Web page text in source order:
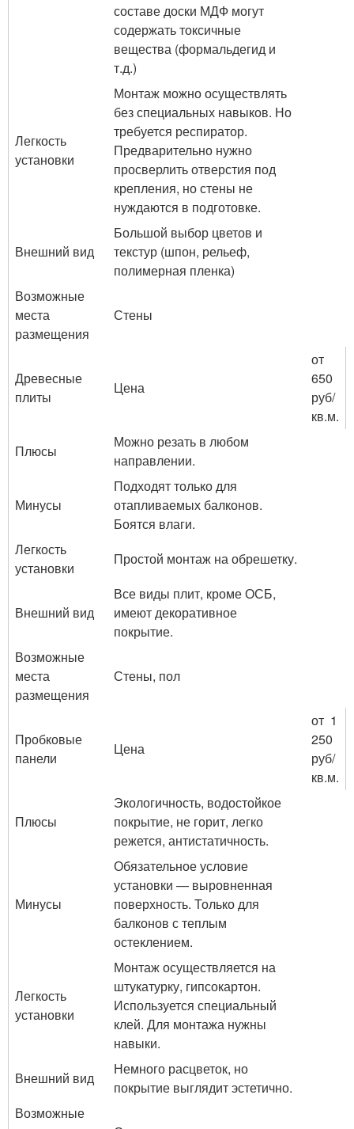
составе доски МДФ могут
содержать токсичные
вещества (формальдегид и
т.д.)
Легкость
установки
Монтаж можно осуществлять
без специальных навыков. Но
требуется респиратор.
Предварительно нужно
просверлить отверстия под
крепления, но стены не
нуждаются в подготовке.
Внешний вид
Большой выбор цветов и
текстур (шпон, рельеф,
полимерная пленка)
Возможные
места
размещения
Стены
Древесные
плиты
Цена
от
650
руб/
кв.м.
Плюсы
Можно резать в любом
направлении.
Минусы
Подходят только для
отапливаемых балконов.
Боятся влаги.
Легкость
установки
Простой монтаж на обрешетку.
Внешний вид
Все виды плит, кроме ОСБ,
имеют декоративное
покрытие.
Возможные
места
размещения
Стены, пол
Пробковые
панели
Цена
от 1
250
руб/
кв.м.
Плюсы
Экологичность, водостойкое
покрытие, не горит, легко
режется, антистатичность.
Минусы
Обязательное условие
установки — выровненная
поверхность. Только для
балконов с теплым
остеклением.
Легкость
установки
Монтаж осуществляется на
штукатурку, гипсокартон.
Используется специальный
клей. Для монтажа нужны
навыки.
Внешний вид
Немного расцветок, но
покрытие выглядит эстетично.
Возможные